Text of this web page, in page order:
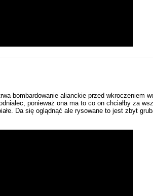
bombardowanie alianckie przed
ponieważ ona ma to co on chciałby za
Da się oglądnąć ale rysowane to jest zbyt